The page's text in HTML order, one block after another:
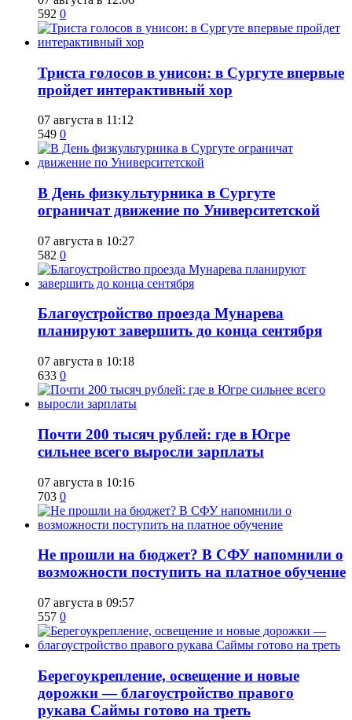
592 0
​Триста голосов в унисон: в Сургуте впервые
пройдет интерактивный хор
07 августа в 11:12
549 0
​В День физкультурника в Сургуте
ограничат движение по Университетской
07 августа в 10:27
582 0
Благоустройство проезда Мунарева
планируют завершить до конца сентября
07 августа в 10:18
633 0
​Почти 200 тысяч рублей: где в Югре
сильнее всего выросли зарплаты
07 августа в 10:16
703 0
Не прошли на бюджет? В СФУ напомнили о
возможности поступить на платное обучение
07 августа в 09:57
557 0
Берегоукрепление, освещение и новые
дорожки — благоустройство правого
рукава Саймы готово на треть